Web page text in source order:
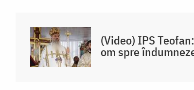
(Video) IPS
om spre